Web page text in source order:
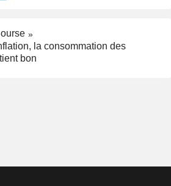
la consommation des
bon